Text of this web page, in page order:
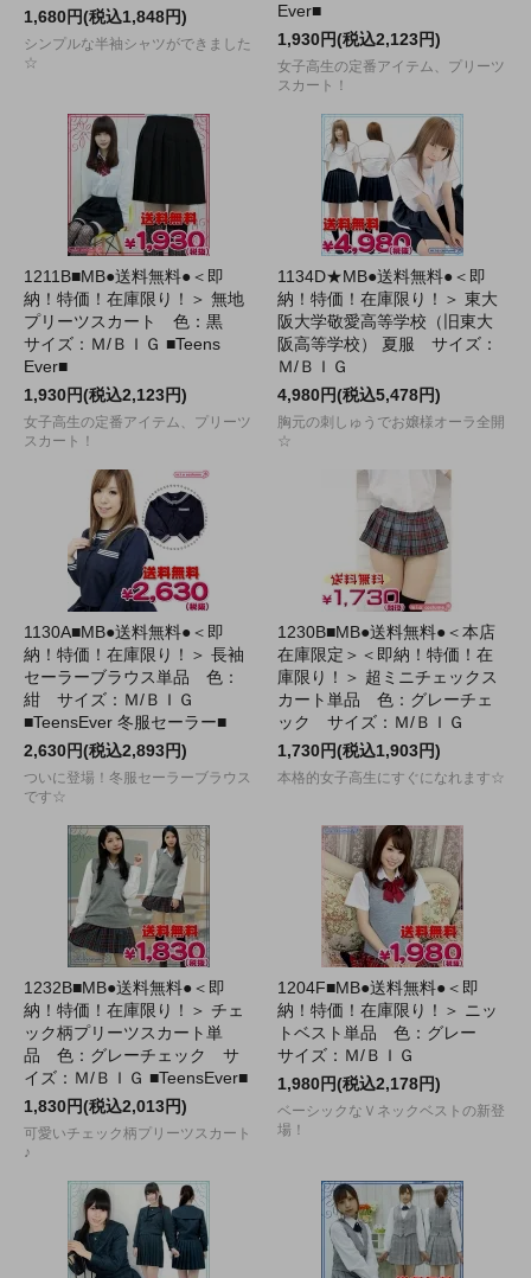
1,680円(税込1,848円)
シンプルな半袖シャツができました
☆
Ever■
1,930円(税込2,123円)
女子高生の定番アイテム、プリーツ
スカート！
1211B■MB●送料無料●＜即
納！特価！在庫限り！＞ 無地
プリーツスカート 色：黒
サイズ：Ｍ/ＢＩＧ ■Teens
Ever■
1,930円(税込2,123円)
女子高生の定番アイテム、プリーツ
スカート！
1134D★MB●送料無料●＜即
納！特価！在庫限り！＞ 東大
阪大学敬愛高等学校（旧東大
阪高等学校） 夏服 サイズ：
Ｍ/ＢＩＧ
4,980円(税込5,478円)
胸元の刺しゅうでお嬢様オーラ全開
☆
1130A■MB●送料無料●＜即
納！特価！在庫限り！＞ 長袖
セーラーブラウス単品 色：
紺 サイズ：Ｍ/ＢＩＧ
■TeensEver 冬服セーラー■
2,630円(税込2,893円)
ついに登場！冬服セーラーブラウス
です☆
1230B■MB●送料無料●＜本店
在庫限定＞＜即納！特価！在
庫限り！＞ 超ミニチェックス
カート単品 色：グレーチェ
ック サイズ：Ｍ/ＢＩＧ
1,730円(税込1,903円)
本格的女子高生にすぐになれます☆
1232B■MB●送料無料●＜即
納！特価！在庫限り！＞ チェ
ック柄プリーツスカート単
品 色：グレーチェック サ
イズ：Ｍ/ＢＩＧ ■TeensEver■
1,830円(税込2,013円)
可愛いチェック柄プリーツスカート
♪
1204F■MB●送料無料●＜即
納！特価！在庫限り！＞ ニッ
トベスト単品 色：グレー
サイズ：Ｍ/ＢＩＧ
1,980円(税込2,178円)
ベーシックなＶネックベストの新登
場！